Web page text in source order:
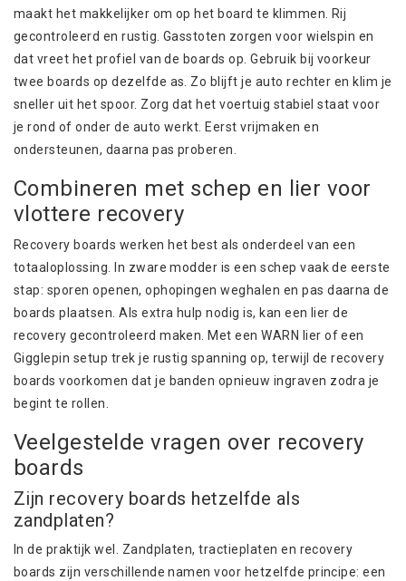
maakt het makkelijker om op het board te klimmen. Rij
gecontroleerd en rustig. Gasstoten zorgen voor wielspin en
dat vreet het profiel van de boards op. Gebruik bij voorkeur
twee boards op dezelfde as. Zo blijft je auto rechter en klim je
sneller uit het spoor. Zorg dat het voertuig stabiel staat voor
je rond of onder de auto werkt. Eerst vrijmaken en
ondersteunen, daarna pas proberen.
Combineren met schep en lier voor
vlottere recovery
Recovery boards werken het best als onderdeel van een
totaaloplossing. In zware modder is een schep vaak de eerste
stap: sporen openen, ophopingen weghalen en pas daarna de
boards plaatsen. Als extra hulp nodig is, kan een lier de
recovery gecontroleerd maken. Met eenWARN lier of een
Gigglepin setup trek je rustig spanning op, terwijl de recovery
boards voorkomen dat je banden opnieuw ingraven zodra je
begint te rollen.
Veelgestelde vragen over recovery
boards
Zijn recovery boards hetzelfde als
zandplaten?
In de praktijk wel. Zandplaten, tractieplaten en recovery
boards zijn verschillende namen voor hetzelfde principe: een